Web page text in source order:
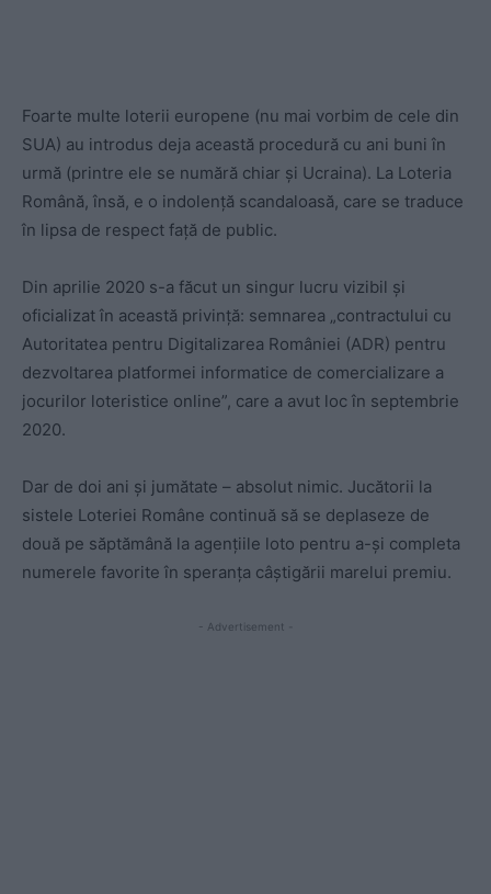
Foarte multe loterii europene (nu mai vorbim de cele din
SUA) au introdus deja această procedură cu ani buni în
urmă (printre ele se numără chiar și Ucraina). La Loteria
Română, însă, e o indolență scandaloasă, care se traduce
în lipsa de respect față de public.
Din aprilie 2020 s-a făcut un singur lucru vizibil și
oficializat în această privință: semnarea „contractului cu
Autoritatea pentru Digitalizarea României (ADR) pentru
dezvoltarea platformei informatice de comercializare a
jocurilor loteristice online”, care a avut loc în septembrie
2020.
Dar de doi ani și jumătate – absolut nimic. Jucătorii la
sistele Loteriei Române continuă să se deplaseze de
două pe săptămână la agențiile loto pentru a-și completa
numerele favorite în speranța câștigării marelui premiu.
- Advertisement -